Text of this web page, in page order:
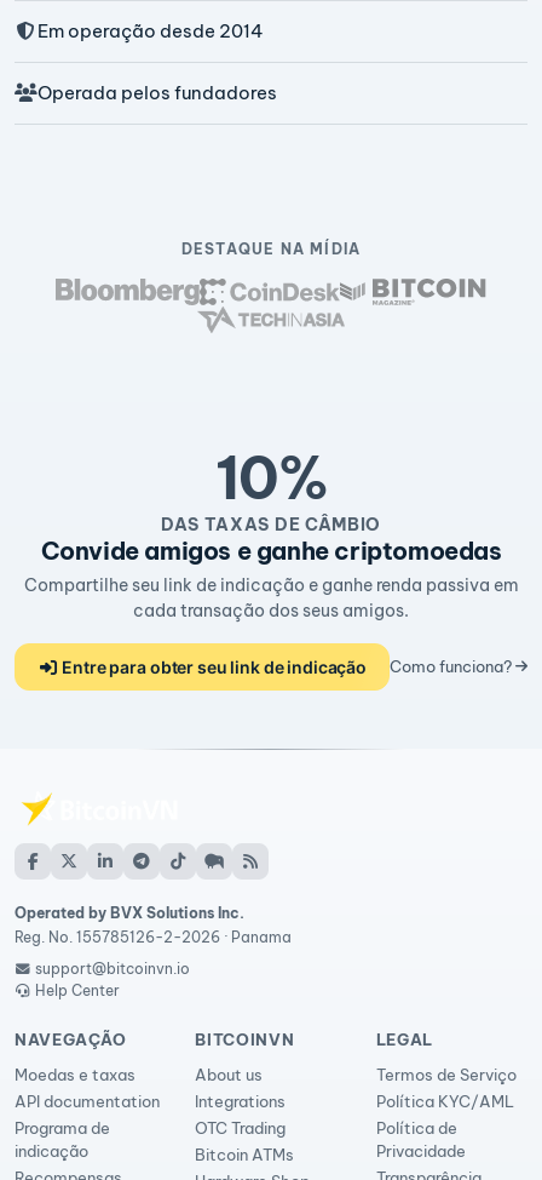
Em operação desde 2014
Operada pelos fundadores
DESTAQUE NA MÍDIA
10%
DAS TAXAS DE CÂMBIO
Convide amigos e ganhe criptomoedas
Compartilhe seu link de indicação e ganhe renda passiva em
cada transação dos seus amigos.
Entre para obter seu link de indicação Como funciona?
Operated by BVX Solutions Inc.
Reg. No. 155785126-2-2026 · Panama
support@bitcoinvn.io
Help Center
NAVEGAÇÃO
Moedas e taxas
API documentation
Programa de
indicação
BITCOINVN
About us
Integrations
OTC Trading
Bitcoin ATMs
LEGAL
Termos de Serviço
Política KYC/AML
Política de
Privacidade